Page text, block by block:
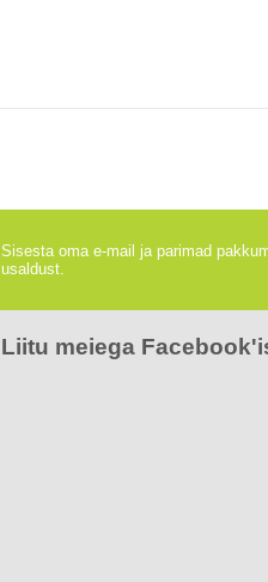
Sisesta oma e-mail ja parimad
usaldust.
Liitu meiega